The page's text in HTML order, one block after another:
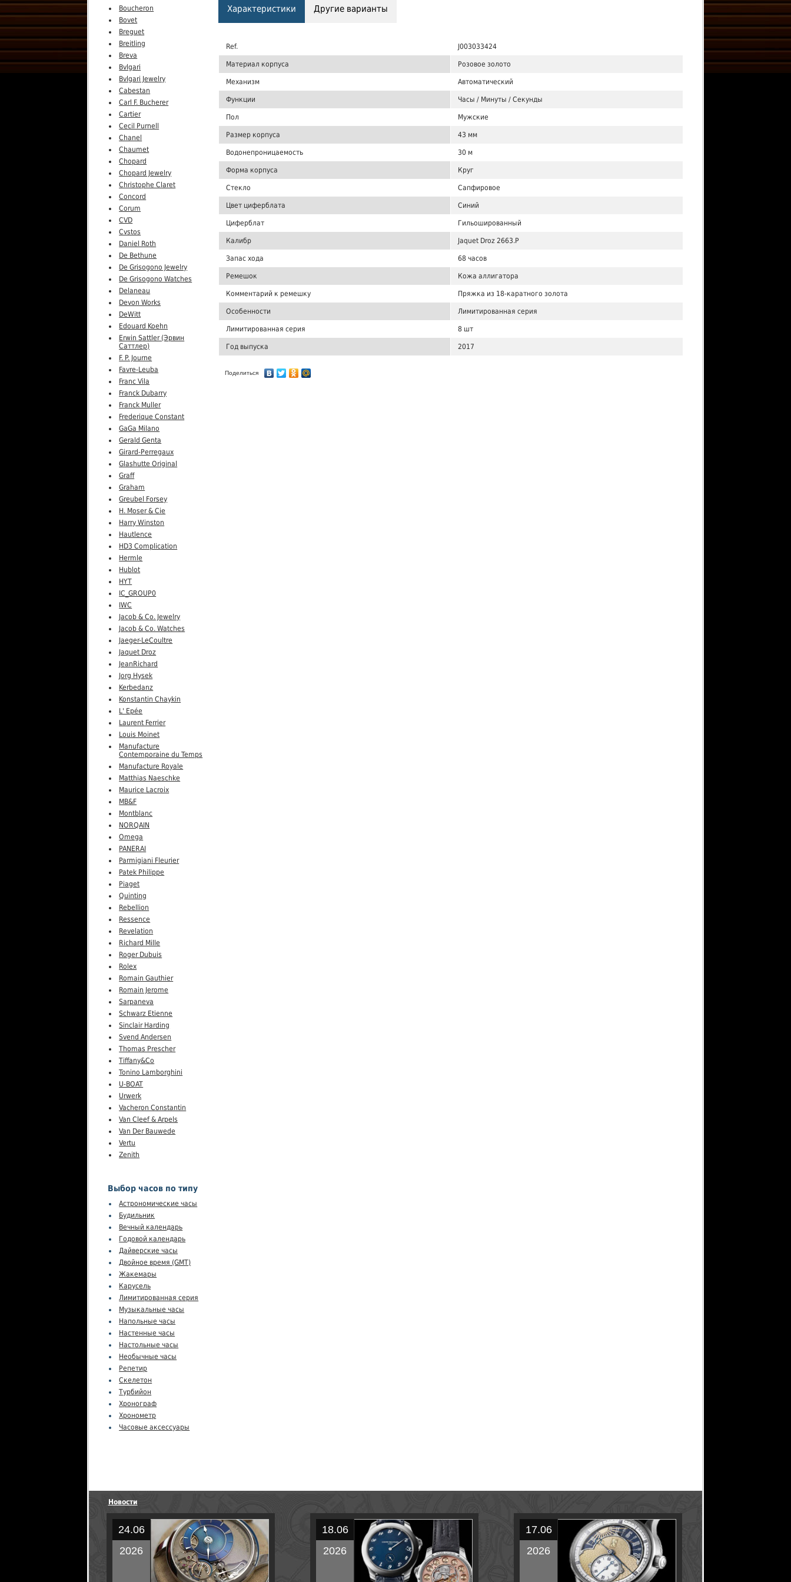
Boucheron
Bovet
Breguet
Breitling
Breva
Bvlgari
Bvlgari Jewelry
Cabestan
Carl F. Bucherer
Cartier
Cecil Purnell
Chanel
Chaumet
Chopard
Chopard Jewelry
Christophe Claret
Concord
Corum
CVD
Cvstos
Daniel Roth
De Bethune
De Grisogono Jewelry
De Grisogono Watches
Delaneau
Devon Works
DeWitt
Edouard Koehn
Erwin Sattler (Эрвин
Саттлер)
F. P. Journe
Favre-Leuba
Franc Vila
Franck Dubarry
Franck Muller
Frederique Constant
GaGa Milano
Gerald Genta
Girard-Perregaux
Glashutte Original
Graff
Graham
Greubel Forsey
H. Moser & Cie
Harry Winston
Hautlence
HD3 Complication
Hermle
Hublot
HYT
IC_GROUP0
IWC
Jacob & Co. Jewelry
Jacob & Co. Watches
Jaeger-LeCoultre
Jaquet Droz
JeanRichard
Jorg Hysek
Kerbedanz
Konstantin Chaykin
L' Epée
Laurent Ferrier
Louis Moinet
Manufacture
Contemporaine du Temps
Manufacture Royale
Matthias Naeschke
Maurice Lacroix
MB&F
Montblanc
NORQAIN
Omega
PANERAI
Parmigiani Fleurier
Patek Philippe
Piaget
Quinting
Rebellion
Ressence
Revelation
Richard Mille
Roger Dubuis
Rolex
Romain Gauthier
Romain Jerome
Sarpaneva
Schwarz Etienne
Sinclair Harding
Svend Andersen
Thomas Prescher
Tiffany&Co
Tonino Lamborghini
U-BOAT
Urwerk
Vacheron Constantin
Van Cleef & Arpels
Van Der Bauwede
Vertu
Zenith
Выбор часов по типу
Астрономические часы
Будильник
Вечный календарь
Годовой календарь
Дайверские часы
Двойное время (GMT)
Жакемары
Карусель
Лимитированная серия
Музыкальные часы
Напольные часы
Настенные часы
Настольные часы
Необычные часы
Репетир
Скелетон
Турбийон
Хронограф
Хронометр
Часовые аксессуары
Характеристики Другие варианты
Ref. J003033424
Материал корпуса Розовое золото
Механизм Автоматический
Функции Часы / Минуты / Секунды
Пол Мужские
Размер корпуса 43 мм
Водонепроницаемость 30 м
Форма корпуса Круг
Стекло Сапфировое
Цвет циферблата Синий
Циферблат Гильошированный
Калибр Jaquet Droz 2663.P
Запас хода 68 часов
Ремешок Кожа аллигатора
Комментарий к ремешку Пряжка из 18-каратного золота
Особенности Лимитированная серия
Лимитированная серия 8 шт
Год выпуска 2017
Поделиться
Новости
24.06
2026
18.06
2026
17.06
2026